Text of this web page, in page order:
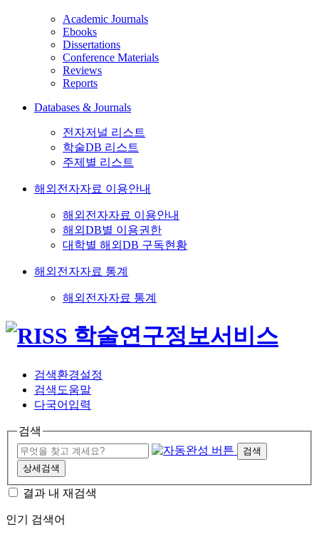
Academic Journals
Ebooks
Dissertations
Conference Materials
Reviews
Reports
Databases & Journals
전자저널 리스트
학술DB 리스트
주제별 리스트
해외전자자료 이용안내
해외전자자료 이용안내
해외DB별 이용권한
대학별 해외DB 구독현황
해외전자자료 통계
해외전자자료 통계
검색환경설정
검색도움말
다국어입력
검색
검색
상세검색
결과 내 재검색
인기 검색어